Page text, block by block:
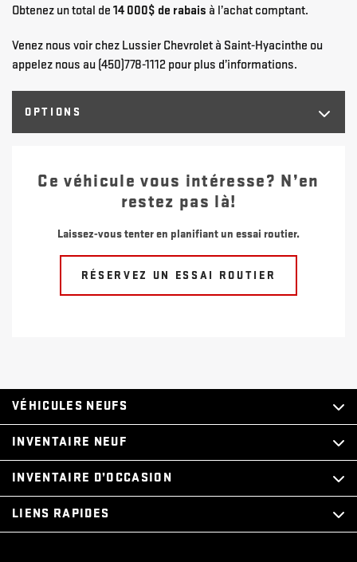
Obtenez un total de 14 000$ de rabais à l’achat comptant.
Venez nous voir chez Lussier Chevrolet à Saint-Hyacinthe ou
appelez nous au (450)778-1112 pour plus d’informations.
OPTIONS
Ce véhicule vous intéresse? N’en
restez pas là!
Laissez-vous tenter en planifiant un essai routier.
RÉSERVEZ UN ESSAI ROUTIER
VÉHICULES NEUFS
INVENTAIRE NEUF
INVENTAIRE D’OCCASION
LIENS RAPIDES